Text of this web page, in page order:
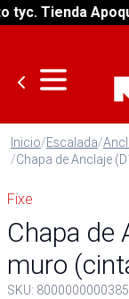
Tienda
Inicio/Escalada/
/Chapa de Anclaje
Fixe
Chapa de
muro
SKU: 8000000000385